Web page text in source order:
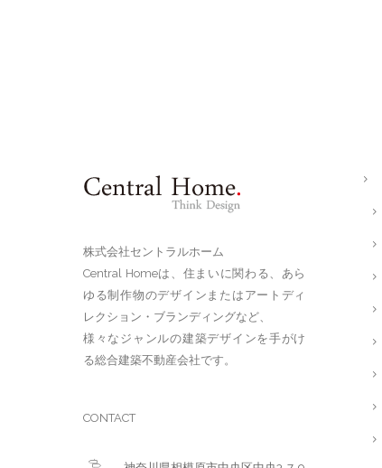
株式会社セントラルホーム
Central Homeは、住まいに関わる、あら
ゆる制作物のデザインまたはアートディ
レクション・ブランディングなど、
様々なジャンルの建築デザインを手がけ
る総合建築不動産会社です。
CONTACT